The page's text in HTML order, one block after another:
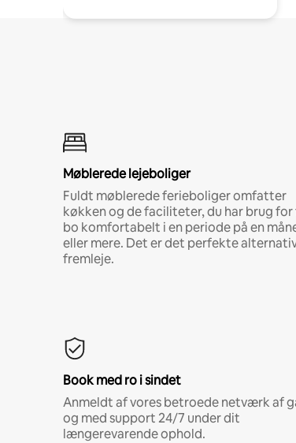
Møblerede lejeboliger
Fuldt møblerede ferieboliger omfatter
køkken og de faciliteter, du har brug
bo komfortabelt i en periode på en
eller mere. Det er det perfekte
fremleje.
Book med ro i sindet
Anmeldt af vores betroede netværk af
og med support 24/7 under dit
længerevarende ophold.